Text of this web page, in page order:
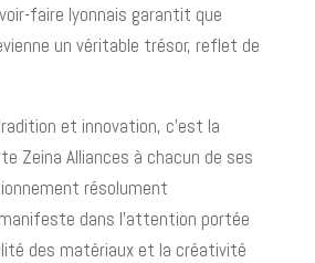
faire lyonnais garantit que
un véritable trésor, reflet de
et innovation, c’est la
Zeina Alliances à chacun de ses
résolument
dans l’attention portée
des matériaux et la créativité